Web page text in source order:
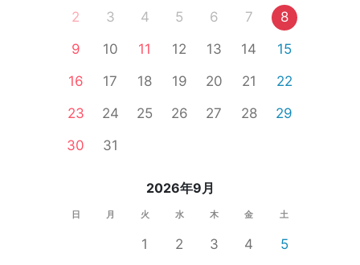
2
3 4 5 6 7
8
9
10 11 12 13 14
15
16
17 18 19 20 21
22
23
24 25 26 27 28
29
30
31
2026年9月
日 月 火 水 木 金 土
1 2 3 4
5